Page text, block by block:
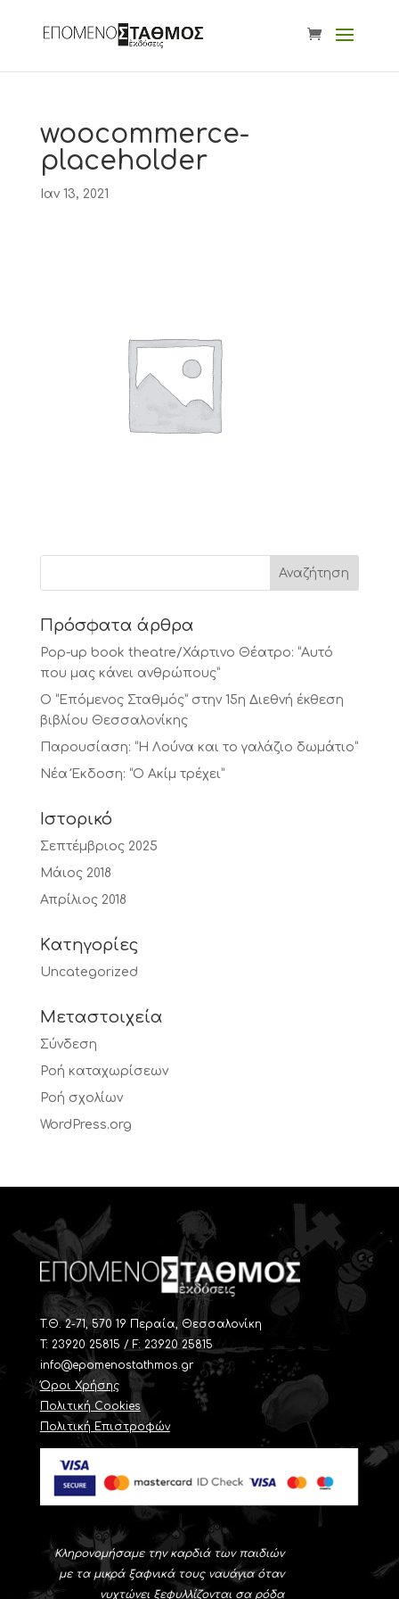
woocommerce-
placeholder
Ιαν 13, 2021
Πρόσφατα άρθρα
Pop-up book theatre/Χάρτινο Θέατρο: “Αυτό
που μας κάνει ανθρώπους”
Ο “Επόμενος Σταθμός” στην 15η Διεθνή έκθεση
βιβλίου Θεσσαλονίκης
Παρουσίαση: “Η Λούνα και το γαλάζιο δωμάτιο”
Νέα Έκδοση: “Ο Ακίμ τρέχει”
Ιστορικό
Σεπτέμβριος 2025
Μάιος 2018
Απρίλιος 2018
Kατηγορίες
Uncategorized
Μεταστοιχεία
Σύνδεση
Ροή καταχωρίσεων
Ροή σχολίων
WordPress.org
T.Θ. 2-71, 570 19 Περαία, Θεσσαλονίκη
Τ: 23920 25815 / F: 23920 25815
info@epomenostathmos.gr
Όροι Χρήσης
Πολιτική Cookies
Πολιτική Επιστροφών
Κληρονομήσαμε την καρδιά των παιδιών
με τα μικρά ξαφνικά τους ναυάγια όταν
νυχτώνει ξεφυλλίζονται σα ρόδα